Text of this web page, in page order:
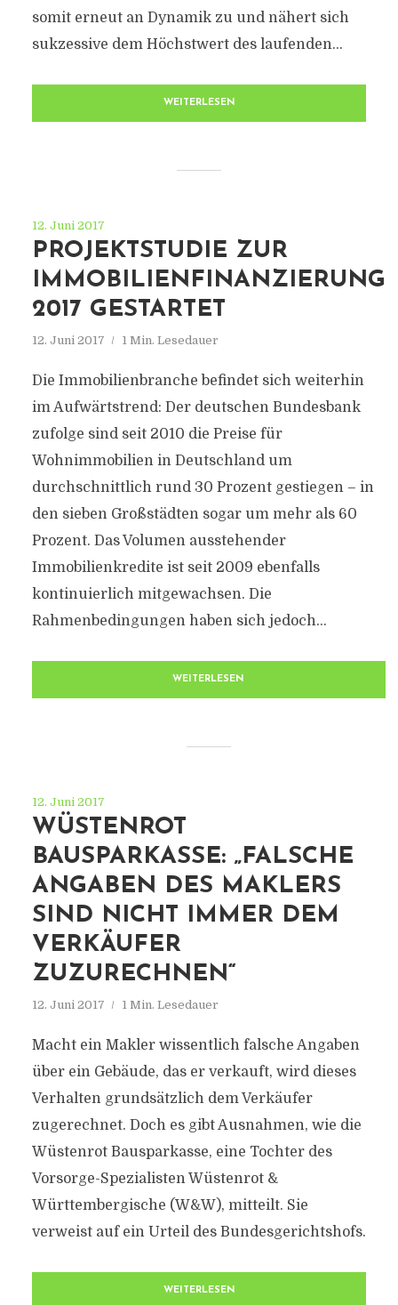
somit erneut an Dynamik zu und nähert sich
sukzessive dem Höchstwert des laufenden...
WEITERLESEN
12. Juni 2017
PROJEKTSTUDIE ZUR
IMMOBILIENFINANZIERUNG
2017 GESTARTET
12. Juni 2017 1 Min. Lesedauer
Die Immobilienbranche befindet sich weiterhin
im Aufwärtstrend: Der deutschen Bundesbank
zufolge sind seit 2010 die Preise für
Wohnimmobilien in Deutschland um
durchschnittlich rund 30 Prozent gestiegen – in
den sieben Großstädten sogar um mehr als 60
Prozent. Das Volumen ausstehender
Immobilienkredite ist seit 2009 ebenfalls
kontinuierlich mitgewachsen. Die
Rahmenbedingungen haben sich jedoch...
WEITERLESEN
12. Juni 2017
WÜSTENROT
BAUSPARKASSE: „FALSCHE
ANGABEN DES MAKLERS
SIND NICHT IMMER DEM
VERKÄUFER
ZUZURECHNEN“
12. Juni 2017 1 Min. Lesedauer
Macht ein Makler wissentlich falsche Angaben
über ein Gebäude, das er verkauft, wird dieses
Verhalten grundsätzlich dem Verkäufer
zugerechnet. Doch es gibt Ausnahmen, wie die
Wüstenrot Bausparkasse, eine Tochter des
Vorsorge-Spezialisten Wüstenrot &
Württembergische (W&W), mitteilt. Sie
verweist auf ein Urteil des Bundesgerichtshofs.
WEITERLESEN